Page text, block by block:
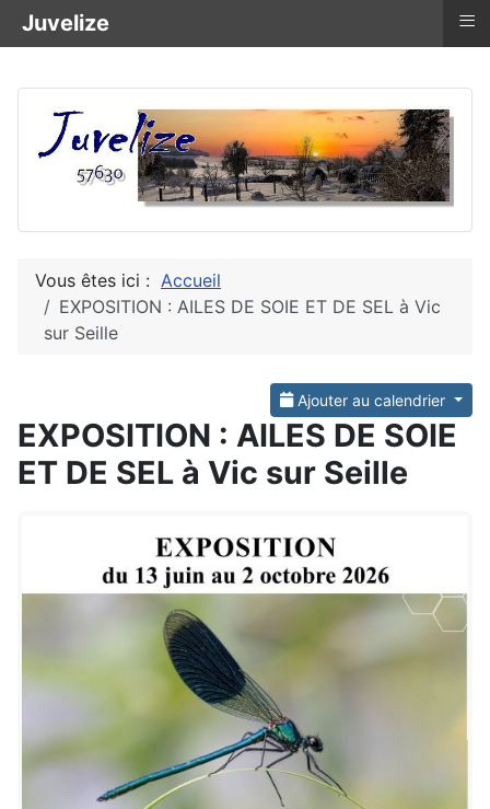
Vous êtes ici : Accueil
EXPOSITION : AILES DE SOIE ET DE SEL à Vic
sur Seille
Ajouter au calendrier
EXPOSITION : AILES DE SOIE
ET DE SEL à Vic sur Seille
Juvelize ≡